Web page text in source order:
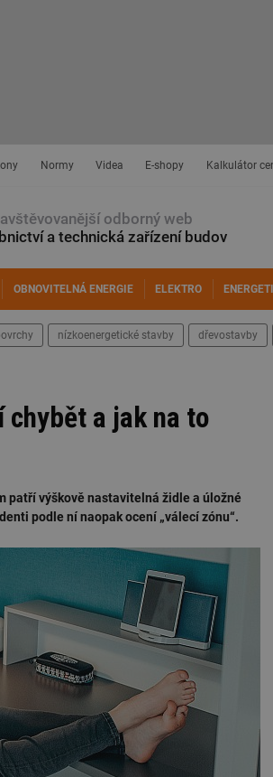
Normy Videa E-shopy Kalkulátor
odborný web
a technická zařízení budov
OBNOVITELNÁ ENERGIE ELEKTRO
nízkoenergetické stavby dřevostavby
chybět a jak na to
patří výškově nastavitelná židle a úložné
podle ní naopak ocení „válecí zónu“.